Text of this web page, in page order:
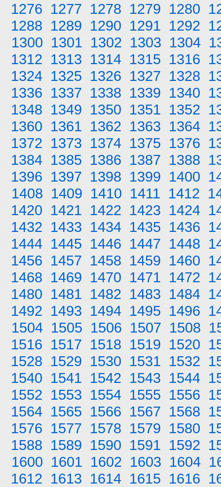
1276 1277 1278 1279 1280
1288 1289 1290 1291 1292
1300 1301 1302 1303 1304
1312 1313 1314 1315 1316
1324 1325 1326 1327 1328
1336 1337 1338 1339 1340
1348 1349 1350 1351 1352
1360 1361 1362 1363 1364
1372 1373 1374 1375 1376
1384 1385 1386 1387 1388
1396 1397 1398 1399 1400
1408 1409 1410 1411 1412
1420 1421 1422 1423 1424
1432 1433 1434 1435 1436
1444 1445 1446 1447 1448
1456 1457 1458 1459 1460
1468 1469 1470 1471 1472
1480 1481 1482 1483 1484
1492 1493 1494 1495 1496
1504 1505 1506 1507 1508
1516 1517 1518 1519 1520
1528 1529 1530 1531 1532
1540 1541 1542 1543 1544
1552 1553 1554 1555 1556
1564 1565 1566 1567 1568
1576 1577 1578 1579 1580
1588 1589 1590 1591 1592
1600 1601 1602 1603 1604
1612 1613 1614 1615 1616